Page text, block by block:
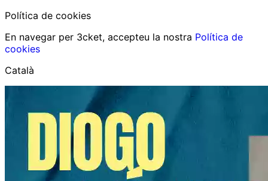
Política de cookies
En navegar per 3cket, accepteu la nostra Política de
cookies
Català